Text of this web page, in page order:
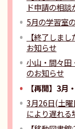
ド申請の相談
5月の学習室
【終了しま
お知らせ
小山・間々田
のお知らせ
【再開】3月
3月26日(土曜
により遅れる